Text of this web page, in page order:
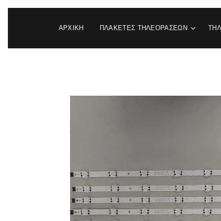
ΑΡΧΙΚΉ ΠΛΑΚΕΤΕΣ ΤΗΛΕΟΡΑΣΕΩΝ